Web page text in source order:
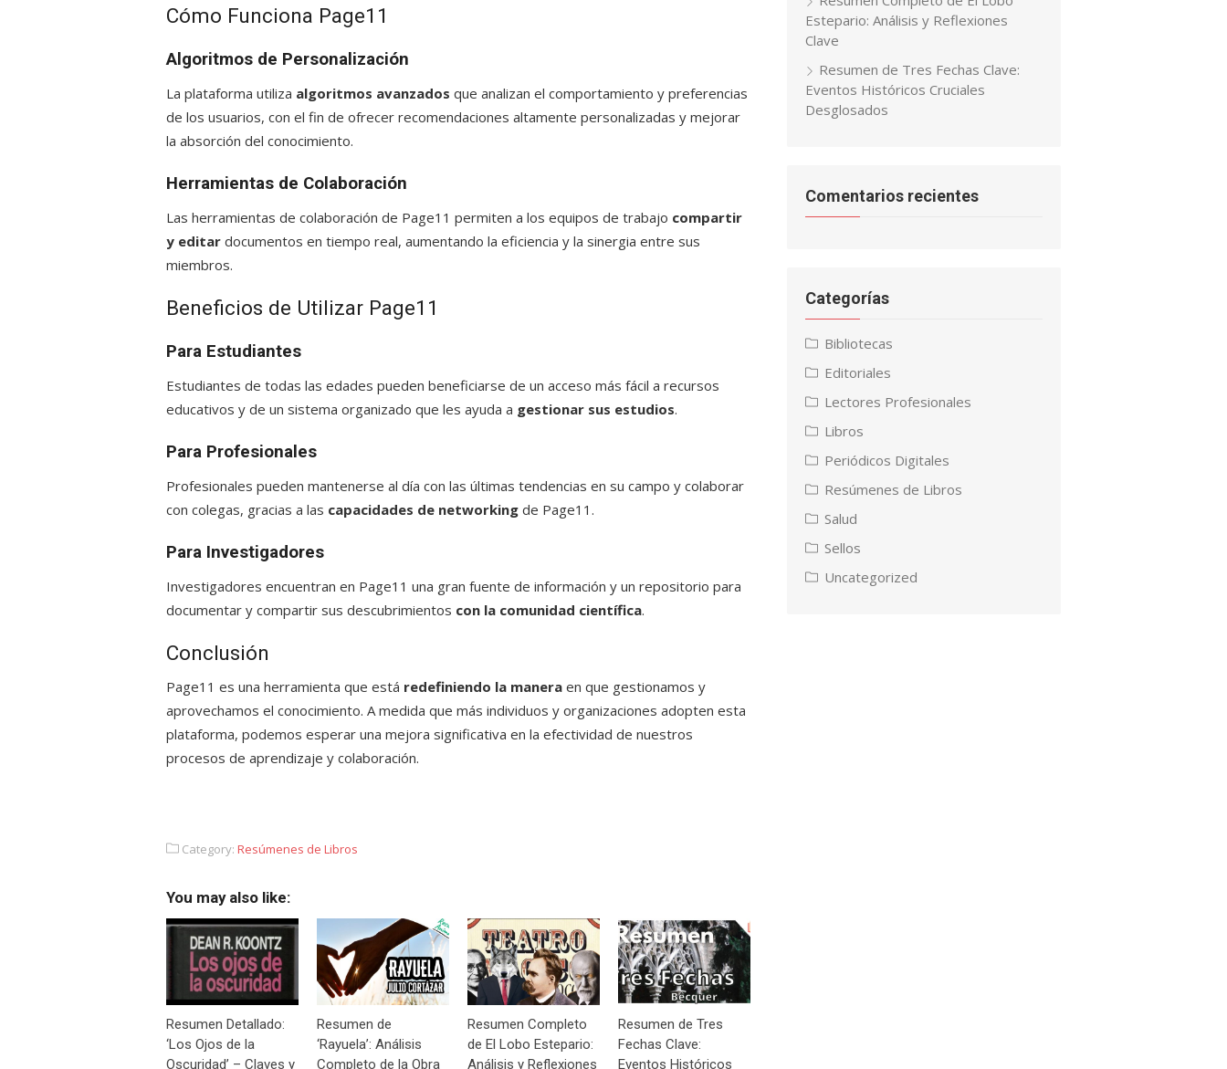
Cómo Funciona Page11
Algoritmos de Personalización
La plataforma utiliza algoritmos avanzados que analizan el comportamiento y preferencias
de los usuarios, con el fin de ofrecer recomendaciones altamente personalizadas y mejorar
la absorción del conocimiento.
Herramientas de Colaboración
Las herramientas de colaboración de Page11 permiten a los equipos de trabajo compartir
y editar documentos en tiempo real, aumentando la eficiencia y la sinergia entre sus
miembros.
Beneficios de Utilizar Page11
Para Estudiantes
Estudiantes de todas las edades pueden beneficiarse de un acceso más fácil a recursos
educativos y de un sistema organizado que les ayuda a gestionar sus estudios.
Para Profesionales
Profesionales pueden mantenerse al día con las últimas tendencias en su campo y colaborar
con colegas, gracias a las capacidades de networking de Page11.
Para Investigadores
Investigadores encuentran en Page11 una gran fuente de información y un repositorio para
documentar y compartir sus descubrimientos con la comunidad científica.
Conclusión
Page11 es una herramienta que está redefiniendo la manera en que gestionamos y
aprovechamos el conocimiento. A medida que más individuos y organizaciones adopten esta
plataforma, podemos esperar una mejora significativa en la efectividad de nuestros
procesos de aprendizaje y colaboración.
Category: Resúmenes de Libros
You may also like:
Resumen Detallado:
‘Los Ojos de la
Oscuridad’ – Claves y
Resumen de
‘Rayuela’: Análisis
Completo de la Obra
Resumen Completo
de El Lobo Estepario:
Análisis y Reflexiones
Resumen de Tres
Fechas Clave:
Eventos Históricos
Estepario: Análisis y Reflexiones
Clave
Resumen de Tres Fechas Clave:
Eventos Históricos Cruciales
Desglosados
Comentarios recientes
Categorías
Bibliotecas
Editoriales
Lectores Profesionales
Libros
Periódicos Digitales
Resúmenes de Libros
Salud
Sellos
Uncategorized